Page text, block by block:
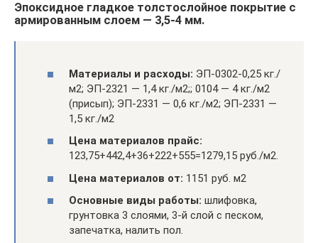
Эпоксидное гладкое толстослойное покрытие с
армированным слоем — 3,5-4 мм.
Материалы и расходы: ЭП-0302-0,25 кг./
м2; ЭП-2321 — 1,4 кг./м2;; 0104 — 4 кг./м2
(присып); ЭП-2331 — 0,6 кг./м2; ЭП-2331 —
1,5 кг./м2
Цена материалов прайс:
123,75+442,4+36+222+555=1279,15 руб./м2.
Цена материалов от: 1151 руб. м2
Основные виды работы: шлифовка,
грунтовка 3 слоями, 3-й слой с песком,
запечатка, налить пол.